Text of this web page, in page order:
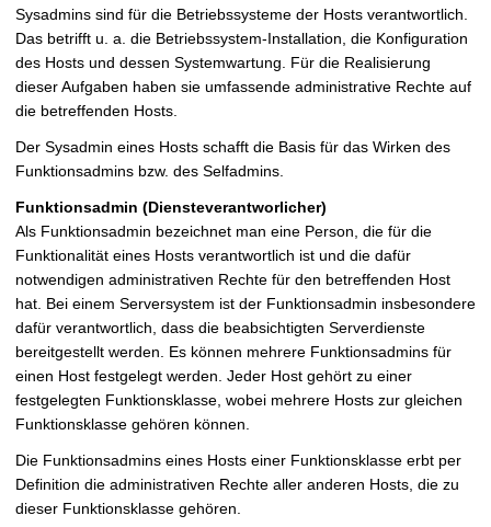
Sysadmins sind für die Betriebssysteme der Hosts verantwortlich.
Das betrifft u. a. die Betriebssystem-Installation, die Konfiguration
des Hosts und dessen Systemwartung. Für die Realisierung
dieser Aufgaben haben sie umfassende administrative Rechte auf
die betreffenden Hosts.
Der Sysadmin eines Hosts schafft die Basis für das Wirken des
Funktionsadmins bzw. des Selfadmins.
Funktionsadmin (Diensteverantworlicher)
Als Funktionsadmin bezeichnet man eine Person, die für die
Funktionalität eines Hosts verantwortlich ist und die dafür
notwendigen administrativen Rechte für den betreffenden Host
hat. Bei einem Serversystem ist der Funktionsadmin insbesondere
dafür verantwortlich, dass die beabsichtigten Serverdienste
bereitgestellt werden. Es können mehrere Funktionsadmins für
einen Host festgelegt werden. Jeder Host gehört zu einer
festgelegten Funktionsklasse, wobei mehrere Hosts zur gleichen
Funktionsklasse gehören können.
Die Funktionsadmins eines Hosts einer Funktionsklasse erbt per
Definition die administrativen Rechte aller anderen Hosts, die zu
dieser Funktionsklasse gehören.